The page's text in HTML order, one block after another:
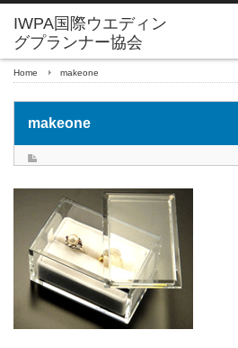
Home makeone
makeone